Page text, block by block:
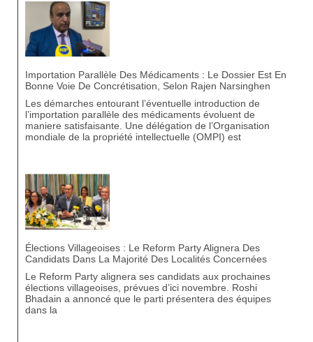
Importation Parallèle Des Médicaments : Le Dossier Est En
Bonne Voie De Concrétisation, Selon Rajen Narsinghen
Les démarches entourant l’éventuelle introduction de
l’importation parallèle des médicaments évoluent de
maniere satisfaisante. Une délégation de l’Organisation
mondiale de la propriété intellectuelle (OMPI) est
Élections Villageoises : Le Reform Party Alignera Des
Candidats Dans La Majorité Des Localités Concernées
Le Reform Party alignera ses candidats aux prochaines
élections villageoises, prévues d’ici novembre. Roshi
Bhadain a annoncé que le parti présentera des équipes
dans la